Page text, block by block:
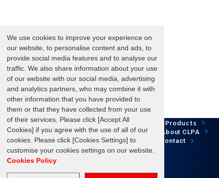
We use cookies to improve your experience on
our website, to personalise content and ads, to
provide social media features and to analyse our
traffic. We also share information about your use
of our website with our social media, advertising
and analytics partners, who may combine it with
other information that you have provided to
them or that they have collected from your use
of their services. Please click [Accept All
Cookies] if you agree with the use of all of our
cookies. Please click [Cookies Settings] to
customise your cookies settings on our website.
Cookies Policy
HOME Network Technology Case Study Products
Downloads Development News/Events About CLPA
Update Information FAQ SiteMap Contact